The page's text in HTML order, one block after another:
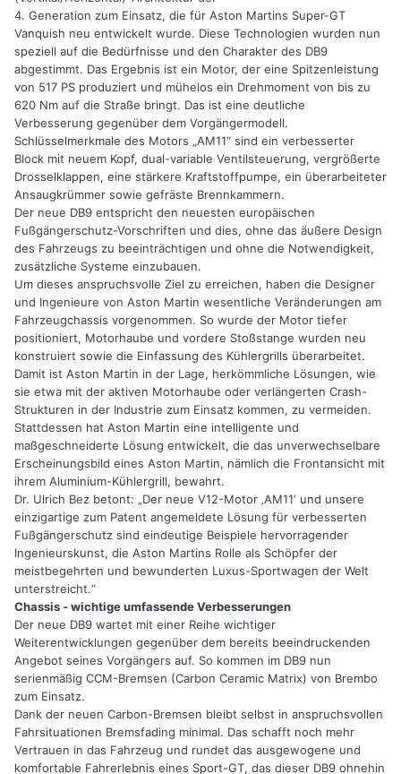
4. Generation zum Einsatz, die für Aston Martins Super-GT
Vanquish neu entwickelt wurde. Diese Technologien wurden nun
speziell auf die Bedürfnisse und den Charakter des DB9
abgestimmt. Das Ergebnis ist ein Motor, der eine Spitzenleistung
von 517 PS produziert und mühelos ein Drehmoment von bis zu
620 Nm auf die Straße bringt. Das ist eine deutliche
Verbesserung gegenüber dem Vorgängermodell.
Schlüsselmerkmale des Motors „AM11“ sind ein verbesserter
Block mit neuem Kopf, dual-variable Ventilsteuerung, vergrößerte
Drosselklappen, eine stärkere Kraftstoffpumpe, ein überarbeiteter
Ansaugkrümmer sowie gefräste Brennkammern.
Der neue DB9 entspricht den neuesten europäischen
Fußgängerschutz-Vorschriften und dies, ohne das äußere Design
des Fahrzeugs zu beeinträchtigen und ohne die Notwendigkeit,
zusätzliche Systeme einzubauen.
Um dieses anspruchsvolle Ziel zu erreichen, haben die Designer
und Ingenieure von Aston Martin wesentliche Veränderungen am
Fahrzeugchassis vorgenommen. So wurde der Motor tiefer
positioniert, Motorhaube und vordere Stoßstange wurden neu
konstruiert sowie die Einfassung des Kühlergrills überarbeitet.
Damit ist Aston Martin in der Lage, herkömmliche Lösungen, wie
sie etwa mit der aktiven Motorhaube oder verlängerten Crash-
Strukturen in der Industrie zum Einsatz kommen, zu vermeiden.
Stattdessen hat Aston Martin eine intelligente und
maßgeschneiderte Lösung entwickelt, die das unverwechselbare
Erscheinungsbild eines Aston Martin, nämlich die Frontansicht mit
ihrem Aluminium-Kühlergrill, bewahrt.
Dr. Ulrich Bez betont: „Der neue V12-Motor ‚AM11‘ und unsere
einzigartige zum Patent angemeldete Lösung für verbesserten
Fußgängerschutz sind eindeutige Beispiele hervorragender
Ingenieurskunst, die Aston Martins Rolle als Schöpfer der
meistbegehrten und bewunderten Luxus-Sportwagen der Welt
unterstreicht.“
Chassis - wichtige umfassende Verbesserungen
Der neue DB9 wartet mit einer Reihe wichtiger
Weiterentwicklungen gegenüber dem bereits beeindruckenden
Angebot seines Vorgängers auf. So kommen im DB9 nun
serienmäßig CCM-Bremsen (Carbon Ceramic Matrix) von Brembo
zum Einsatz.
Dank der neuen Carbon-Bremsen bleibt selbst in anspruchsvollen
Fahrsituationen Bremsfading minimal. Das schafft noch mehr
Vertrauen in das Fahrzeug und rundet das ausgewogene und
komfortable Fahrerlebnis eines Sport-GT, das dieser DB9 ohnehin